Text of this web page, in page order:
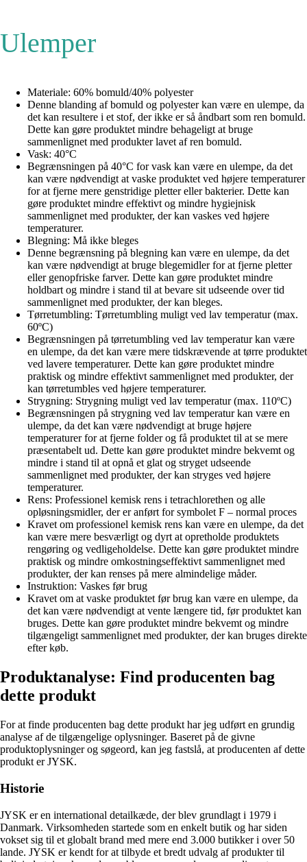
Ulemper
Materiale: 60% bomuld/40% polyester
Denne blanding af bomuld og polyester kan være en ulempe, da
det kan resultere i et stof, der ikke er så åndbart som ren bomuld.
Dette kan gøre produktet mindre behageligt at bruge
sammenlignet med produkter lavet af ren bomuld.
Vask: 40°C
Begrænsningen på 40°C for vask kan være en ulempe, da det
kan være nødvendigt at vaske produktet ved højere temperaturer
for at fjerne mere genstridige pletter eller bakterier. Dette kan
gøre produktet mindre effektivt og mindre hygiejnisk
sammenlignet med produkter, der kan vaskes ved højere
temperaturer.
Blegning: Må ikke bleges
Denne begrænsning på blegning kan være en ulempe, da det
kan være nødvendigt at bruge blegemidler for at fjerne pletter
eller genopfriske farver. Dette kan gøre produktet mindre
holdbart og mindre i stand til at bevare sit udseende over tid
sammenlignet med produkter, der kan bleges.
Tørretumbling: Tørretumbling muligt ved lav temperatur (max.
60ºC)
Begrænsningen på tørretumbling ved lav temperatur kan være
en ulempe, da det kan være mere tidskrævende at tørre produktet
ved lavere temperaturer. Dette kan gøre produktet mindre
praktisk og mindre effektivt sammenlignet med produkter, der
kan tørretumbles ved højere temperaturer.
Strygning: Strygning muligt ved lav temperatur (max. 110ºC)
Begrænsningen på strygning ved lav temperatur kan være en
ulempe, da det kan være nødvendigt at bruge højere
temperaturer for at fjerne folder og få produktet til at se mere
præsentabelt ud. Dette kan gøre produktet mindre bekvemt og
mindre i stand til at opnå et glat og stryget udseende
sammenlignet med produkter, der kan stryges ved højere
temperaturer.
Rens: Professionel kemisk rens i tetrachlorethen og alle
opløsningsmidler, der er anført for symbolet F – normal proces
Kravet om professionel kemisk rens kan være en ulempe, da det
kan være mere besværligt og dyrt at opretholde produktets
rengøring og vedligeholdelse. Dette kan gøre produktet mindre
praktisk og mindre omkostningseffektivt sammenlignet med
produkter, der kan renses på mere almindelige måder.
Instruktion: Vaskes før brug
Kravet om at vaske produktet før brug kan være en ulempe, da
det kan være nødvendigt at vente længere tid, før produktet kan
bruges. Dette kan gøre produktet mindre bekvemt og mindre
tilgængeligt sammenlignet med produkter, der kan bruges direkte
efter køb.
Produktanalyse: Find producenten bag
dette produkt
For at finde producenten bag dette produkt har jeg udført en grundig
analyse af de tilgængelige oplysninger. Baseret på de givne
produktoplysninger og søgeord, kan jeg fastslå, at producenten af dette
produkt er JYSK.
Historie
JYSK er en international detailkæde, der blev grundlagt i 1979 i
Danmark. Virksomheden startede som en enkelt butik og har siden
vokset sig til et globalt brand med mere end 3.000 butikker i over 50
lande. JYSK er kendt for at tilbyde et bredt udvalg af produkter til